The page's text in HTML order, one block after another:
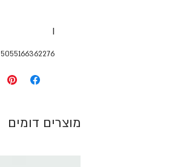
I
5055166362276
מוצרים דומים